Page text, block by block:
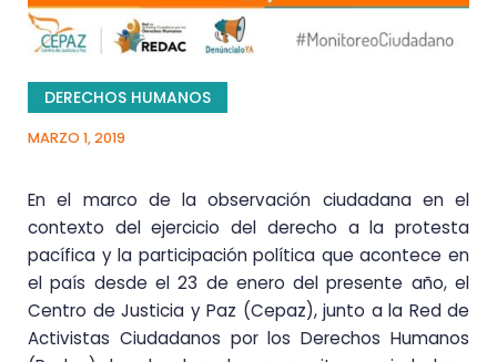
DERECHOS HUMANOS
MARZO 1, 2019
En el marco de la observación ciudadana en el
contexto del ejercicio del derecho a la protesta
pacífica y la participación política que acontece en
el país desde el 23 de enero del presente año, el
Centro de Justicia y Paz (Cepaz), junto a la Red de
Activistas Ciudadanos por los Derechos Humanos